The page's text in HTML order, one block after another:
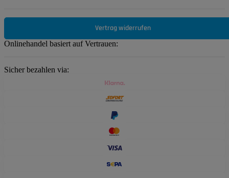
Vertrag widerrufen
Onlinehandel basiert auf Vertrauen:
Sicher bezahlen via: